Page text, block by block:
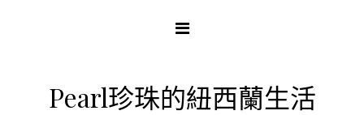
Pearl珍珠的紐西蘭生活